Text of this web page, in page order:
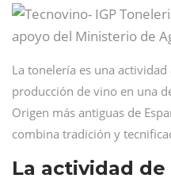
La tonelería es una
producción de vino en una
Origen más antiguas de
combina tradición y
La actividad